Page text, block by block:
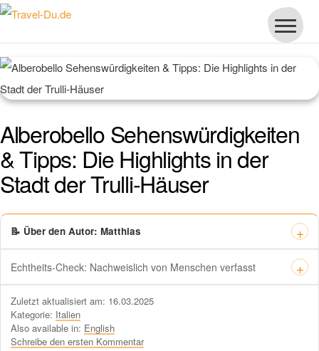
Alberobello Sehenswürdigkeiten
& Tipps: Die Highlights in der
Stadt der Trulli-Häuser
📝 Über den Autor: Matthias
Echtheits-Check: Nachweislich von Menschen verfasst
https://travel-du.de von Winston AI geprüft wurde und die Inhalte von
menschlichen Autoren ohne KI-Tools verfasst wurden.
Zuletzt aktualisiert am: 16.03.2025
Kategorie: Italien
Also available in: English
Schreibe den ersten Kommentar